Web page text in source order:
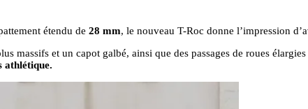
étendu de 28 mm, le nouveau T-Roc donne l’impression
massifs et un capot galbé, ainsi que des passages de roues
athlétique.